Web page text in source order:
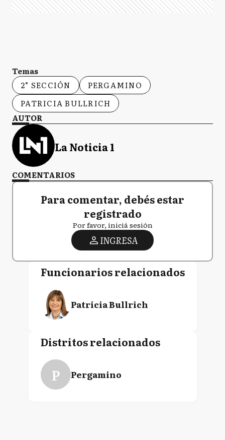
Temas
2° SECCIÓN
PERGAMINO
PATRICIA BULLRICH
AUTOR
La Noticia 1
COMENTARIOS
Para comentar, debés estar
registrado
Por favor, iniciá sesión
INGRESA
Funcionarios relacionados
Patricia Bullrich
Distritos relacionados
P Pergamino